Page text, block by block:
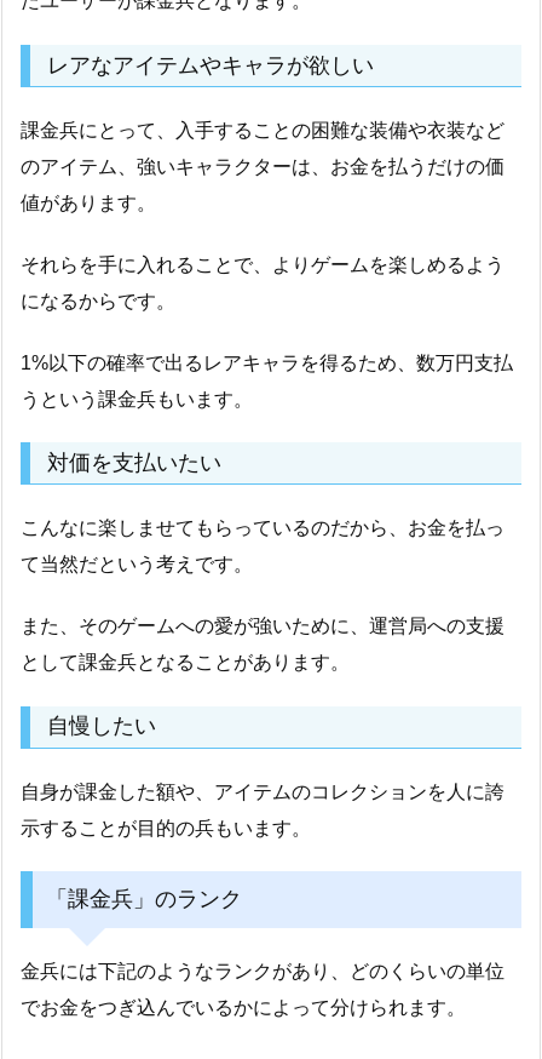
レアなアイテムやキャラが欲しい
課金兵にとって、入手することの困難な装備や衣装など
のアイテム、強いキャラクターは、お金を払うだけの価
値があります。
それらを手に入れることで、よりゲームを楽しめるよう
になるからです。
1%以下の確率で出るレアキャラを得るため、数万円支払
うという課金兵もいます。
対価を支払いたい
こんなに楽しませてもらっているのだから、お金を払っ
て当然だという考えです。
また、そのゲームへの愛が強いために、運営局への支援
として課金兵となることがあります。
自慢したい
自身が課金した額や、アイテムのコレクションを人に誇
示することが目的の兵もいます。
「課金兵」のランク
金兵には下記のようなランクがあり、どのくらいの単位
でお金をつぎ込んでいるかによって分けられます。